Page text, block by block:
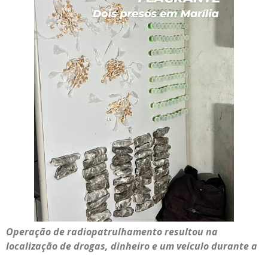
Operação de radiopatrulhamento resultou na
localização de drogas, dinheiro e um veículo durante a